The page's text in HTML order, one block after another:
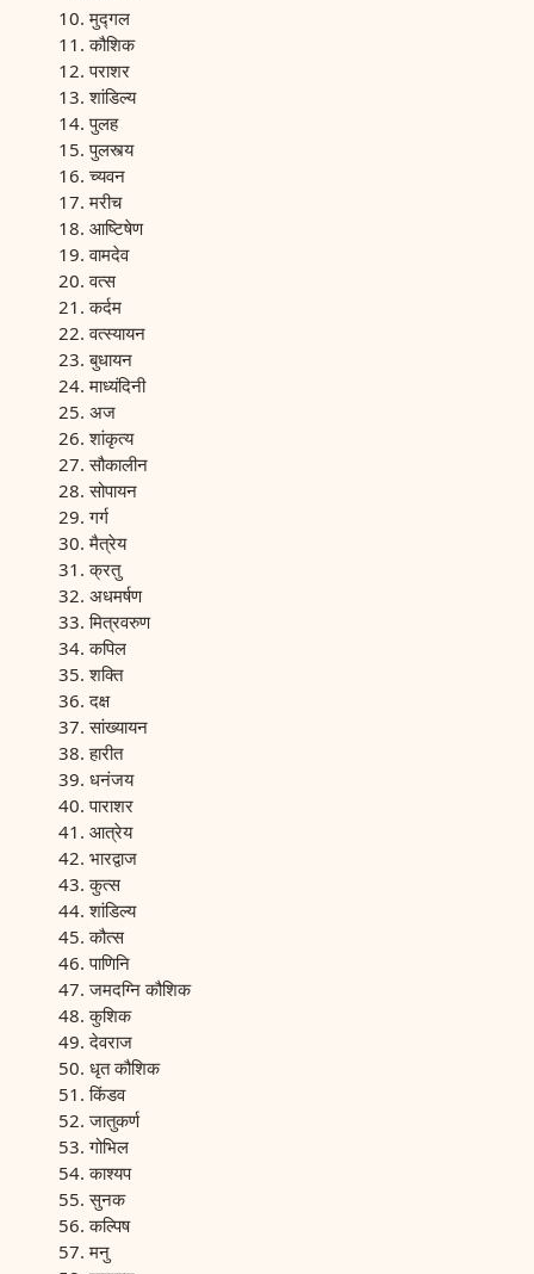
मुद्गल
कौशिक
पराशर
शांडिल्य
पुलह
पुलस्त्य
च्यवन
मरीच
आष्टिषेण
वामदेव
वत्स
कर्दम
वत्स्यायन
बुधायन
माध्यंदिनी
अज
शांकृत्य
सौकालीन
सोपायन
गर्ग
मैत्रेय
क्रतु
अधमर्षण
मित्रवरुण
कपिल
शक्ति
दक्ष
सांख्यायन
हारीत
धनंजय
पाराशर
आत्रेय
भारद्वाज
कुत्स
शांडिल्य
कौत्स
पाणिनि
जमदग्नि कौशिक
कुशिक
देवराज
धृत कौशिक
किंडव
जातुकर्ण
गोभिल
काश्यप
सुनक
कल्पिष
मनु